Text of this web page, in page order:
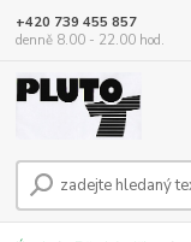
+420 739 455 857
denně 8.00 - 22.00 hod.